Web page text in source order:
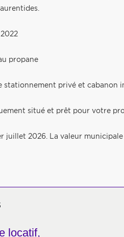
propane
stationnement privé et
situé et prêt pour votre
juillet 2026. La valeur
locatif,